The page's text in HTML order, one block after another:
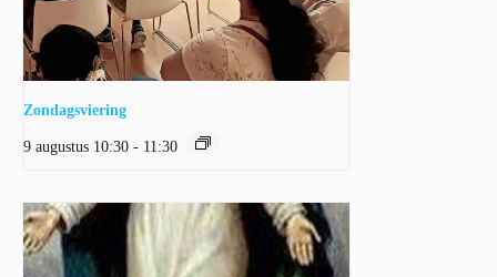
Zondagsviering
9 augustus 10:30 - 11:30